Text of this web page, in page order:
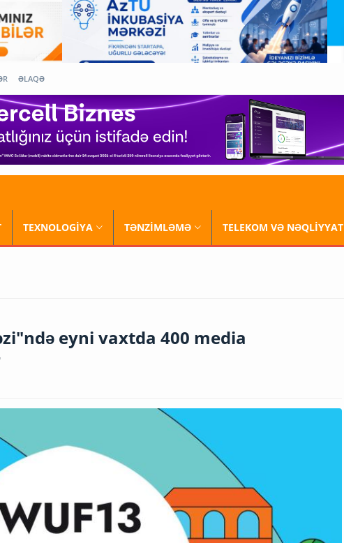
ƏLAQƏ
TEXNOLOGİYA TƏNZİMLƏMƏ TELEKOM VƏ NƏQLİYYAT
eyni vaxtda 400 media